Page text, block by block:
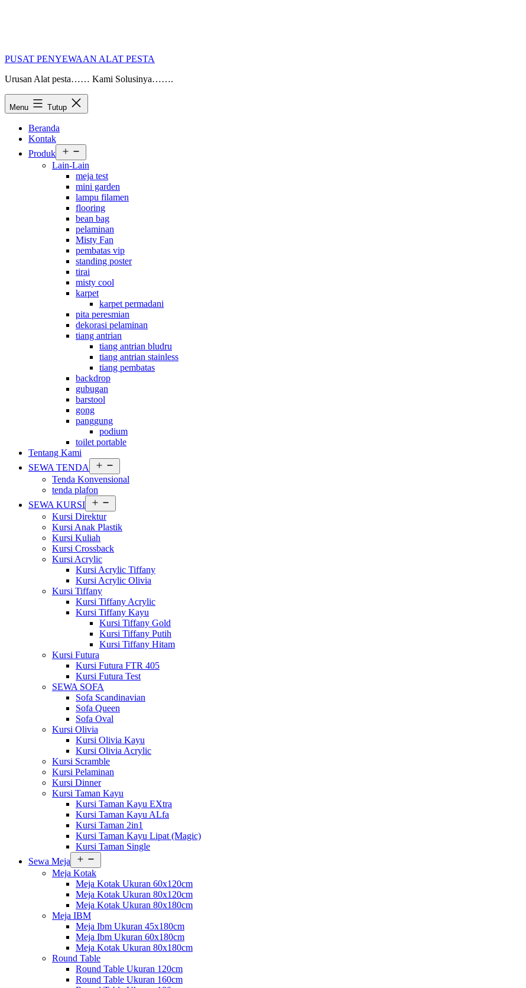
PUSAT PENYEWAAN ALAT PESTA
Urusan Alat pesta…… Kami Solusinya…….
Menu Tutup
Beranda
Kontak
Produk
menu
Lain-Lain
meja test
mini garden
lampu filamen
flooring
bean bag
pelaminan
Misty Fan
pembatas vip
standing poster
tirai
misty cool
karpet
karpet permadani
pita peresmian
dekorasi pelaminan
tiang antrian
tiang antrian bludru
tiang antrian stainless
tiang pembatas
backdrop
gubugan
barstool
gong
panggung
podium
toilet portable
Tentang Kami
SEWA TENDA
menu
Tenda Konvensional
tenda plafon
SEWA KURSI
menu
Kursi Direktur
Kursi Anak Plastik
Kursi Kuliah
Kursi Crossback
Kursi Acrylic
Kursi Acrylic Tiffany
Kursi Acrylic Olivia
Kursi Tiffany
Kursi Tiffany Acrylic
Kursi Tiffany Kayu
Kursi Tiffany Gold
Kursi Tiffany Putih
Kursi Tiffany Hitam
Kursi Futura
Kursi Futura FTR 405
Kursi Futura Test
SEWA SOFA
Sofa Scandinavian
Sofa Queen
Sofa Oval
Kursi Olivia
Kursi Olivia Kayu
Kursi Olivia Acrylic
Kursi Scramble
Kursi Pelaminan
Kursi Dinner
Kursi Taman Kayu
Kursi Taman Kayu EXtra
Kursi Taman Kayu ALfa
Kursi Taman 2in1
Kursi Taman Kayu Lipat (Magic)
Kursi Taman Single
Sewa Meja
menu
Meja Kotak
Meja Kotak Ukuran 60x120cm
Meja Kotak Ukuran 80x120cm
Meja Kotak Ukuran 80x180cm
Meja IBM
Meja Ibm Ukuran 45x180cm
Meja Ibm Ukuran 60x180cm
Meja Kotak Ukuran 80x180cm
Round Table
Round Table Ukuran 120cm
Round Table Ukuran 160cm